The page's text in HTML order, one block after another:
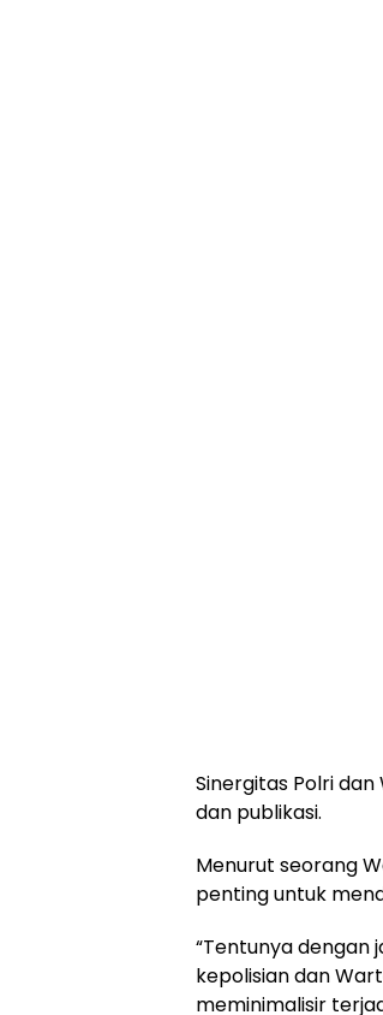
Sinergitas Polri
dan publikasi.
Menurut seorang
penting untuk
“Tentunya dengan
kepolisian dan
meminimalisir